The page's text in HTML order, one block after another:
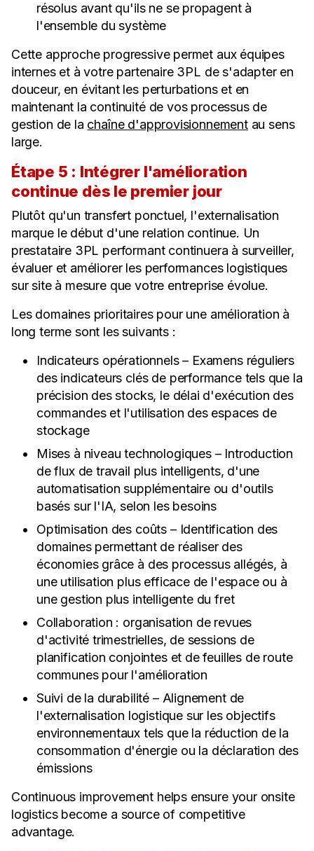
résolus avant qu'ils ne se propagent à
l'ensemble du système
Cette approche progressive permet aux équipes
internes et à votre partenaire 3PL de s'adapter en
douceur, en évitant les perturbations et en
maintenant la continuité de vos processus de
gestion de la chaîne d'approvisionnementau sens
large.
Étape 5 : Intégrer l'amélioration
continue dès le premier jour
Plutôt qu'un transfert ponctuel, l'externalisation
marque le début d'une relation continue. Un
prestataire 3PL performant continuera à surveiller,
évaluer et améliorer les performances logistiques
sur site à mesure que votre entreprise évolue.
Les domaines prioritaires pour une amélioration à
long terme sont les suivants :
Indicateurs opérationnels – Examens réguliers
des indicateurs clés de performance tels que la
précision des stocks, le délai d'exécution des
commandes et l'utilisation des espaces de
stockage
Mises à niveau technologiques – Introduction
de flux de travail plus intelligents, d'une
automatisation supplémentaire ou d'outils
basés sur l'IA, selon les besoins
Optimisation des coûts – Identification des
domaines permettant de réaliser des
économies grâce à des processus allégés, à
une utilisation plus efficace de l'espace ou à
une gestion plus intelligente du fret
Collaboration : organisation de revues
d'activité trimestrielles, de sessions de
planification conjointes et de feuilles de route
communes pour l'amélioration
Suivi de la durabilité – Alignement de
l'externalisation logistique sur les objectifs
environnementaux tels que la réduction de la
consommation d'énergie ou la déclaration des
émissions
Continuous improvement helps ensure your onsite
logistics become a source of competitive
advantage.